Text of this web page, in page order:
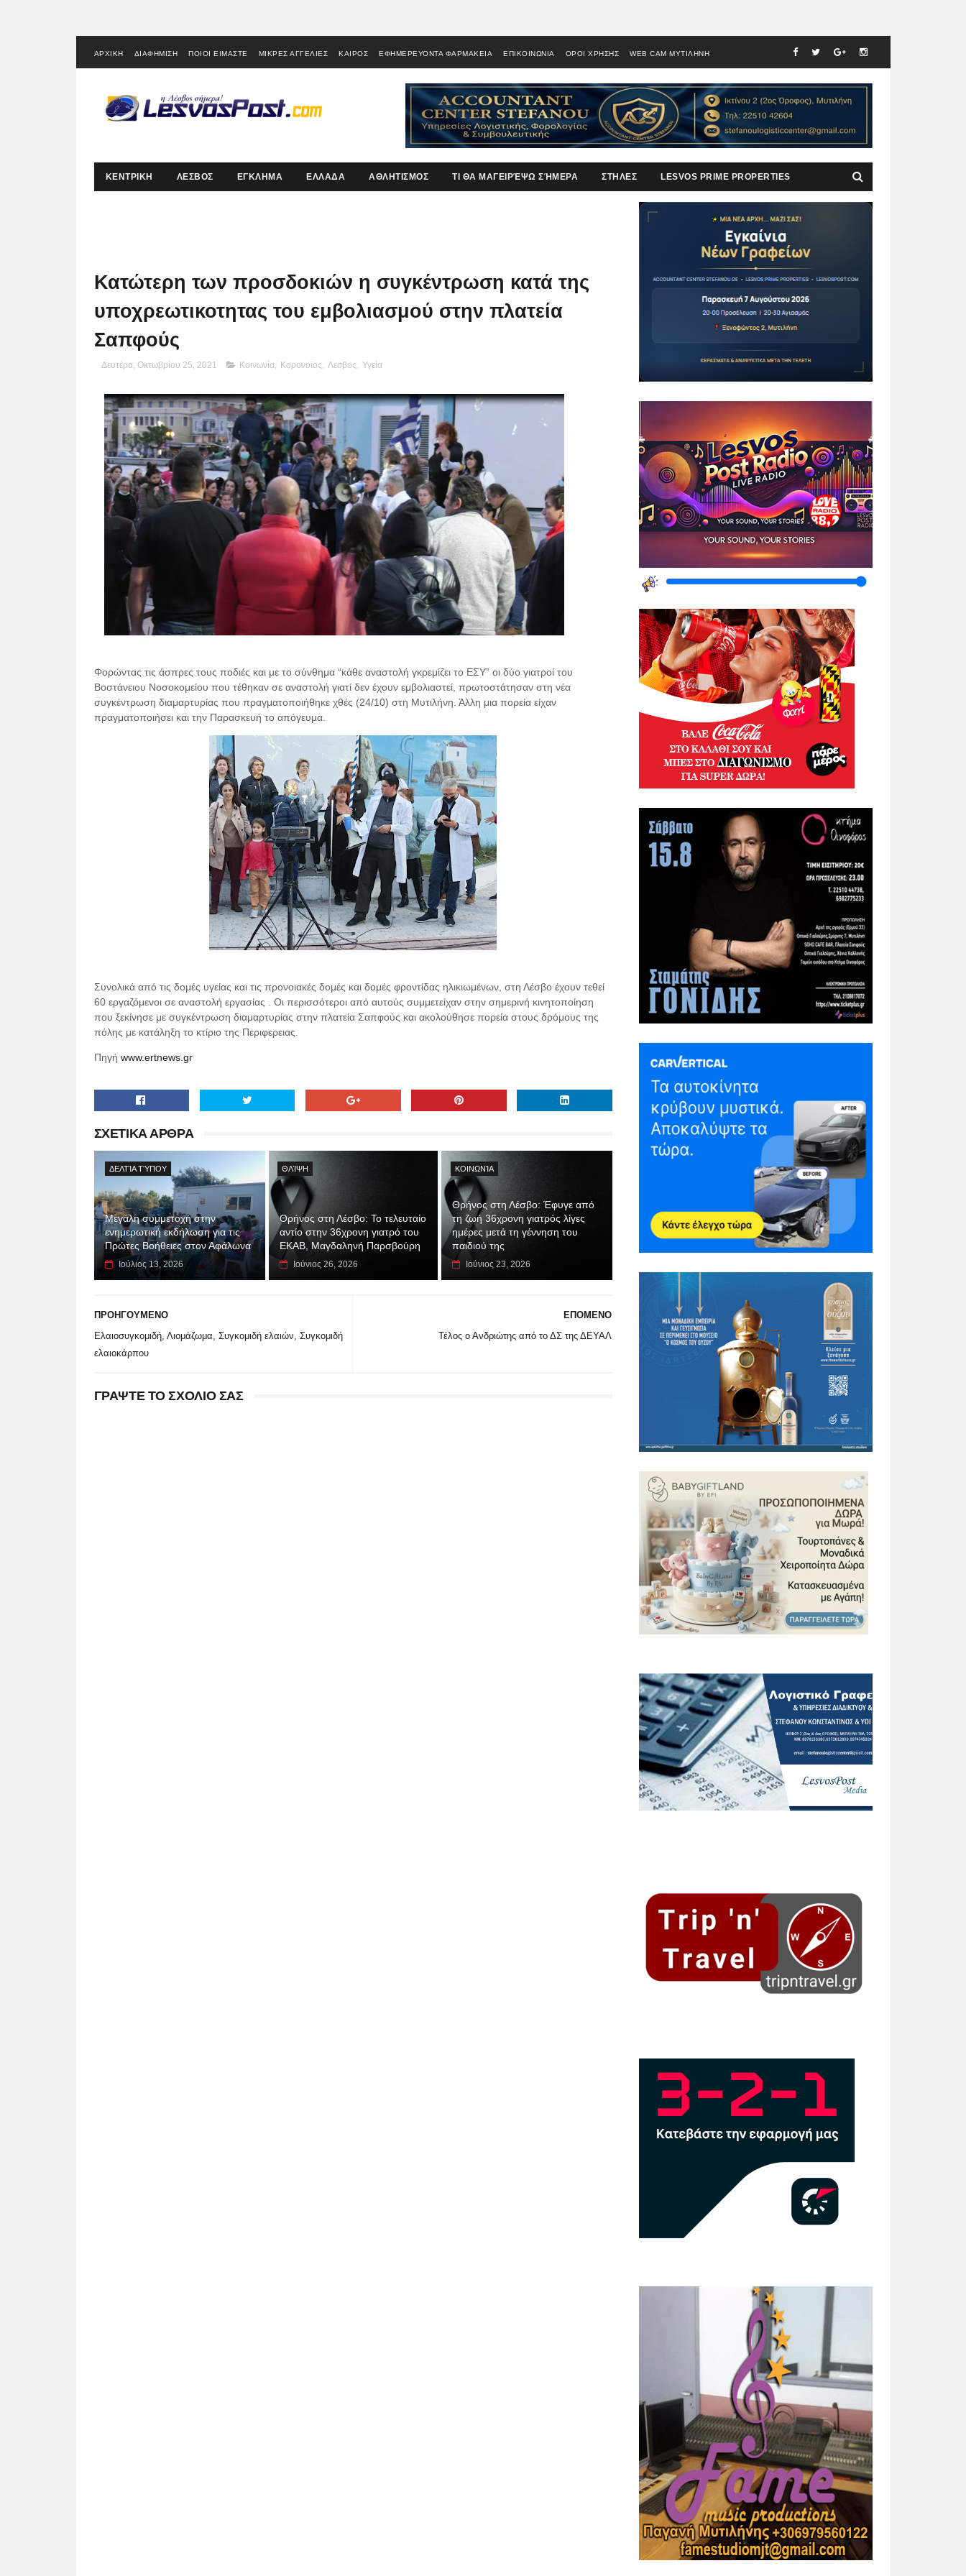
ΑΡΧΙΚΗ ΔΙΑΦΗΜΙΣΗ ΠΟΙΟΙ ΕΙΜΑΣΤΕ ΜΙΚΡΕΣ ΑΓΓΕΛΙΕΣ ΚΑΙΡΟΣ ΕΦΗΜΕΡΕΥΟΝΤΑ ΦΑΡΜΑΚΕΙΑ ΕΠΙΚΟΙΝΩΝΙΑ ΟΡΟΙ ΧΡΗΣΗΣ WEB CAM ΜΥΤΙΛΗΝΗ
ΚΕΝΤΡΙΚΗ ΛΕΣΒΟΣ ΕΓΚΛΗΜΑ ΕΛΛΑΔΑ ΑΘΛΗΤΙΣΜΟΣ ΤΙ ΘΑ ΜΑΓΕΙΡΈΨΩ ΣΉΜΕΡΑ ΣΤΗΛΕΣ LESVOS PRIME PROPERTIES
Κατώτερη των προσδοκιών η συγκέντρωση κατά της
υποχρεωτικοτητας του εμβολιασμού στην πλατεία
Σαπφούς
Δευτέρα, Οκτωβρίου 25, 2021 Κοινωνία, Κορονοϊος, Λεσβος, Υγεία
Φορώντας τις άσπρες τους ποδιές και με το σύνθημα “κάθε αναστολή γκρεμίζει το ΕΣΥ” οι δύο γιατροί του
Βοστάνειου Νοσοκομείου που τέθηκαν σε αναστολή γιατί δεν έχουν εμβολιαστεί, πρωτοστάτησαν στη νέα
συγκέντρωση διαμαρτυρίας που πραγματοποιήθηκε χθές (24/10) στη Μυτιλήνη. Άλλη μια πορεία είχαν
πραγματοποιήσει και την Παρασκευή το απόγευμα.
Συνολικά από τις δομές υγείας και τις προνοιακές δομές και δομές φροντίδας ηλικιωμένων, στη Λέσβο έχουν τεθεί
60 εργαζόμενοι σε αναστολή εργασίας . Οι περισσότεροι από αυτούς συμμετείχαν στην σημερινή κινητοποίηση
που ξεκίνησε με συγκέντρωση διαμαρτυρίας στην πλατεία Σαπφούς και ακολούθησε πορεία στους δρόμους της
πόλης με κατάληξη το κτίριο της Περιφερειας.
Πηγή www.ertnews.gr
ΣΧΕΤΙΚΑ ΑΡΘΡΑ
ΔΕΛΤΊΑ ΤΎΠΟΥ
Μεγάλη συμμετοχή στην
ενημερωτική εκδήλωση για τις
Πρώτες Βοήθειες στον Αφάλωνα
Ιούλιος 13, 2026
ΘΛΊΨΗ
Θρήνος στη Λέσβο: Το τελευταίο
αντίο στην 36χρονη γιατρό του
ΕΚΑΒ, Μαγδαληνή Παρσβούρη
Ιούνιος 26, 2026
ΚΟΙΝΩΝΊΑ
Θρήνος στη Λέσβο: Έφυγε από
τη ζωή 36χρονη γιατρός λίγες
ημέρες μετά τη γέννηση του
παιδιού της
Ιούνιος 23, 2026
ΕΠΟΜΕΝΟ
Τέλος ο Ανδριώτης από το ΔΣ της ΔΕΥΑΛ
ΠΡΟΗΓΟΥΜΕΝΟ
Ελαιοσυγκομιδή, Λιομάζωμα, Συγκομιδή ελαιών, Συγκομιδή
ελαιοκάρπου
ΓΡΑΨΤΕ ΤΟ ΣΧΟΛΙΟ ΣΑΣ